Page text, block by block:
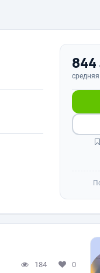
844
184 0